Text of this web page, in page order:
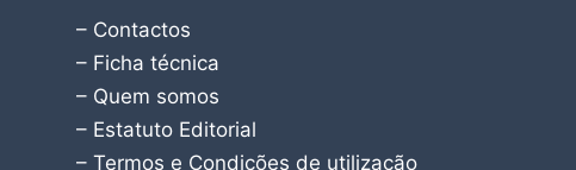
– Contactos
– Ficha técnica
– Quem somos
– Estatuto Editorial
– Termos e Condições de utilização